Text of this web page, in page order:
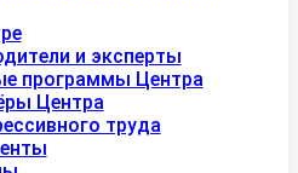
и эксперты
программы Центра
Центра
труда